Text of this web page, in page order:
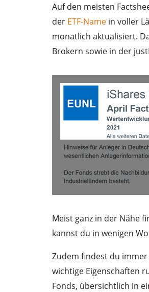
Auf den meisten
der ETF-Name in voller
monatlich aktualisiert.
Brokern sowie in der
Meist ganz in der Nähe
kannst du in wenigen
Zudem findest du immer
wichtige Eigenschaften
Fonds, übersichtlich in